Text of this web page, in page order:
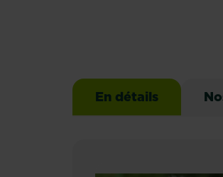
En détails